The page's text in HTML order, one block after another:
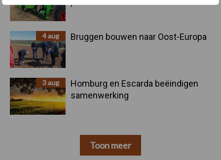
4 aug Bruggen bouwen naar Oost-Europa
3 aug
Homburg en Escarda beëindigen
samenwerking
Toon meer